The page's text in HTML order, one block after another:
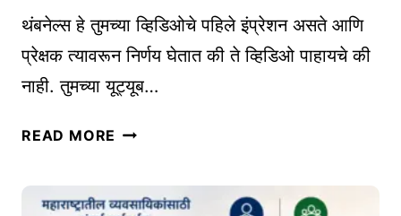
थंबनेल्स हे तुमच्या व्हिडिओचे पहिले इंप्रेशन असते आणि
प्रेक्षक त्यावरून निर्णय घेतात की ते व्हिडिओ पाहायचे की
नाही. तुमच्या यूट्यूब…
READ MORE तु
यू